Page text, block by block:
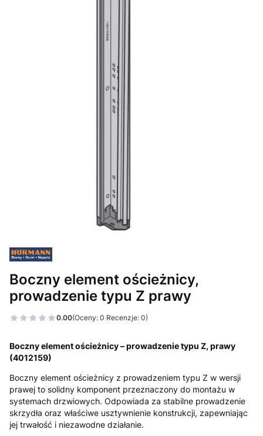
Boczny element ościeżnicy,
prowadzenie typu Z prawy
0.00(Oceny: 0 Recenzje: 0)
Boczny element ościeżnicy – prowadzenie typu Z, prawy
(4012159)
Boczny element ościeżnicy z prowadzeniem typu Z w wersji
prawej to solidny komponent przeznaczony do montażu w
systemach drzwiowych. Odpowiada za stabilne prowadzenie
skrzydła oraz właściwe usztywnienie konstrukcji, zapewniając
jej trwałość i niezawodne działanie.